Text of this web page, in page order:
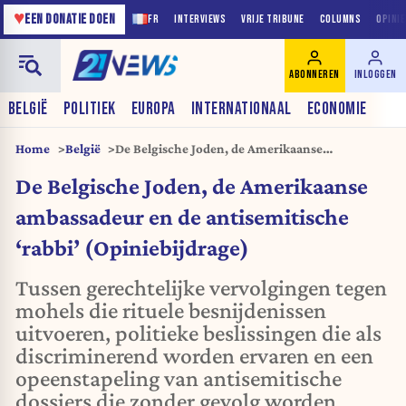
FR INTERVIEWS VRIJE TRIBUNE COLUMNS
♥EEN DONATIE DOEN
BELGIË POLITIEK EUROPA INTERNATIONAAL ECONOMIE
ABONNEREN INLOGGEN
Home België
De Belgische Joden, de Amerikaanse
(Opiniebijdrage)
De Belgische Joden, de Amerikaanse
ambassadeur en de antisemitische
‘rabbi’ (Opiniebijdrage)
Tussen gerechtelijke vervolgingen tegen
mohels die rituele besnijdenissen
uitvoeren, politieke beslissingen die als
discriminerend worden ervaren en een
opeenstapeling van antisemitische
dossiers die zonder gevolg worden